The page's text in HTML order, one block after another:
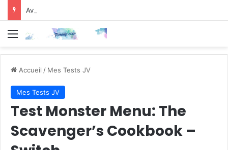
Avis Manga : Chiruran – Tome 3
Menu
Accueil / Mes Tests JV
Mes Tests JV
Test Monster Menu: The
Scavenger’s Cookbook –